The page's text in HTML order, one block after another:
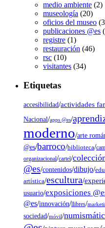
medio ambiente (2)
museología (20)
oficios del museo
publicaciones @es
registre (1)
restauración (46)
rsc (10)
visitantes (34)
Etiquetas
accesibilidad/actividades
Nacional/apps @es/
moderno/arte
@es/barroco/biblioteca/
organizacional/cartel/
@es/contenidos/dibujo/
artística/escultura/
usuario/exposiciones
@es/innovación/llibres/
sociedad/móvil/